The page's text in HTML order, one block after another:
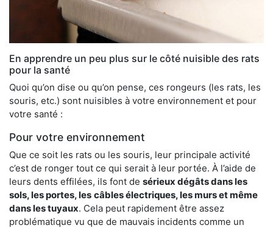
En apprendre un peu plus sur le côté nuisible des rats
pour la santé
Quoi qu’on dise ou qu’on pense, ces rongeurs (les rats, les
souris, etc.) sont nuisibles à votre environnement et pour
votre santé :
Pour votre environnement
Que ce soit les rats ou les souris, leur principale activité
c’est de ronger tout ce qui serait à leur portée. À l’aide de
leurs dents effilées, ils font de sérieux dégâts dans les
sols, les portes, les câbles électriques, les murs et même
dans les tuyaux. Cela peut rapidement être assez
problématique vu que de mauvais incidents comme un